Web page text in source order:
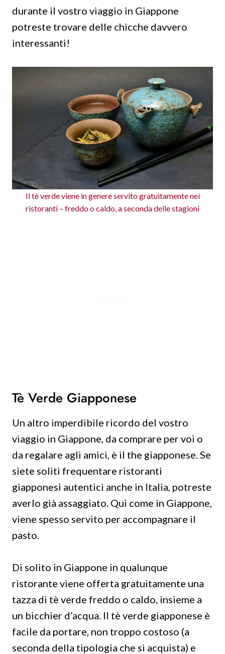
durante il vostro viaggio in Giappone
potreste trovare delle chicche davvero
interessanti!
Il tè verde viene in genere servito gratuitamente nei
ristoranti – freddo o caldo, a seconda delle stagioni
Tè Verde Giapponese
Un altro imperdibile ricordo del vostro
viaggio in Giappone, da comprare per voi o
da regalare agli amici, è il the giapponese. Se
siete soliti frequentare ristoranti
giapponesi autentici anche in Italia, potreste
averlo già assaggiato. Qui come in Giappone,
viene spesso servito per accompagnare il
pasto.
Di solito in Giappone in qualunque
ristorante viene offerta gratuitamente una
tazza di tè verde freddo o caldo, insieme a
un bicchier d’acqua. Il tè verde giapponese è
facile da portare, non troppo costoso (a
seconda della tipologia che si acquista) e